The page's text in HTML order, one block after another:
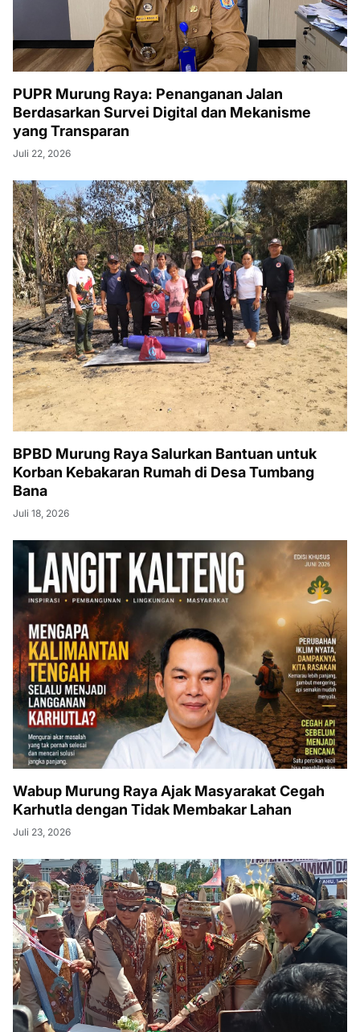
PUPR Murung Raya: Penanganan Jalan
Berdasarkan Survei Digital dan Mekanisme
yang Transparan
Juli 22, 2026
BPBD Murung Raya Salurkan Bantuan untuk
Korban Kebakaran Rumah di Desa Tumbang
Bana
Juli 18, 2026
Wabup Murung Raya Ajak Masyarakat Cegah
Karhutla dengan Tidak Membakar Lahan
Juli 23, 2026